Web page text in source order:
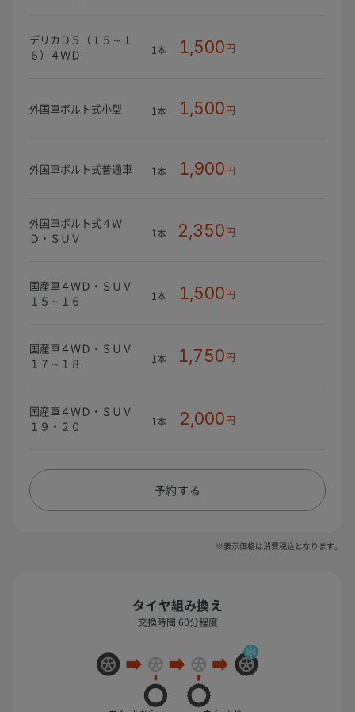
デリカＤ５（１５～１
６）４ＷＤ
1本 1,500円
外国車ボルト式小型 1本 1,500円
外国車ボルト式普通車 1本 1,900円
外国車ボルト式４Ｗ
Ｄ・ＳＵＶ
1本 2,350円
国産車４ＷＤ・ＳＵＶ
１５～１６
1本 1,500円
国産車４ＷＤ・ＳＵＶ
１７～１８
1本 1,750円
国産車４ＷＤ・ＳＵＶ
１９・２０
1本 2,000円
予約する
※表示価格は消費税込となります。
タイヤ組み換え
交換時間 60分程度